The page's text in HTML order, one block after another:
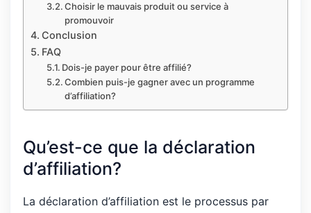
Choisir le mauvais produit ou service à
promouvoir
Conclusion
FAQ
Dois-je payer pour être affilié?
Combien puis-je gagner avec un programme
d’affiliation?
Qu’est-ce que la déclaration
d’affiliation?
La déclaration d’affiliation est le processus par